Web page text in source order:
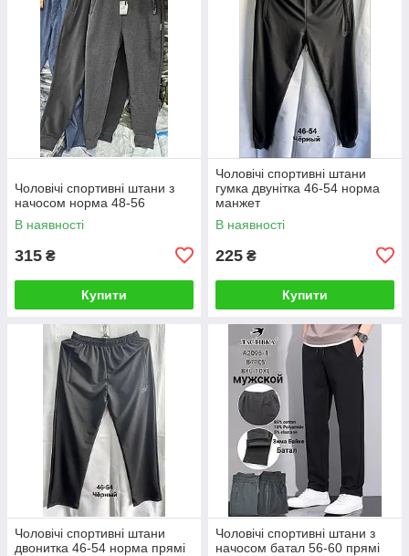
Чоловічі спортивні штани з
начосом норма 48-56
В наявності
315 ₴
Купити
Чоловічі спортивні штани
гумка двунітка 46-54 норма
манжет
В наявності
225 ₴
Купити
Чоловічі спортивні штани
двонитка 46-54 норма прямі
Чоловічі спортивні штани з
начосом батал 56-60 прямі